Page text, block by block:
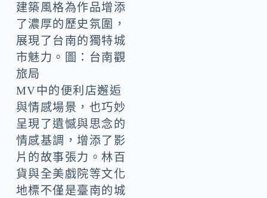
建築風格為作品增添
了濃厚的歷史氛圍，
展現了台南的獨特城
市魅力。圖：台南觀
旅局
MV中的便利店邂逅
與情感場景，也巧妙
呈現了遺憾與思念的
情感基調，增添了影
片的故事張力。林百
貨與全美戲院等文化
地標不僅是臺南的城